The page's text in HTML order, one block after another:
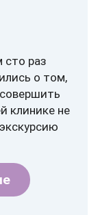
сто раз
о том,
клинике не